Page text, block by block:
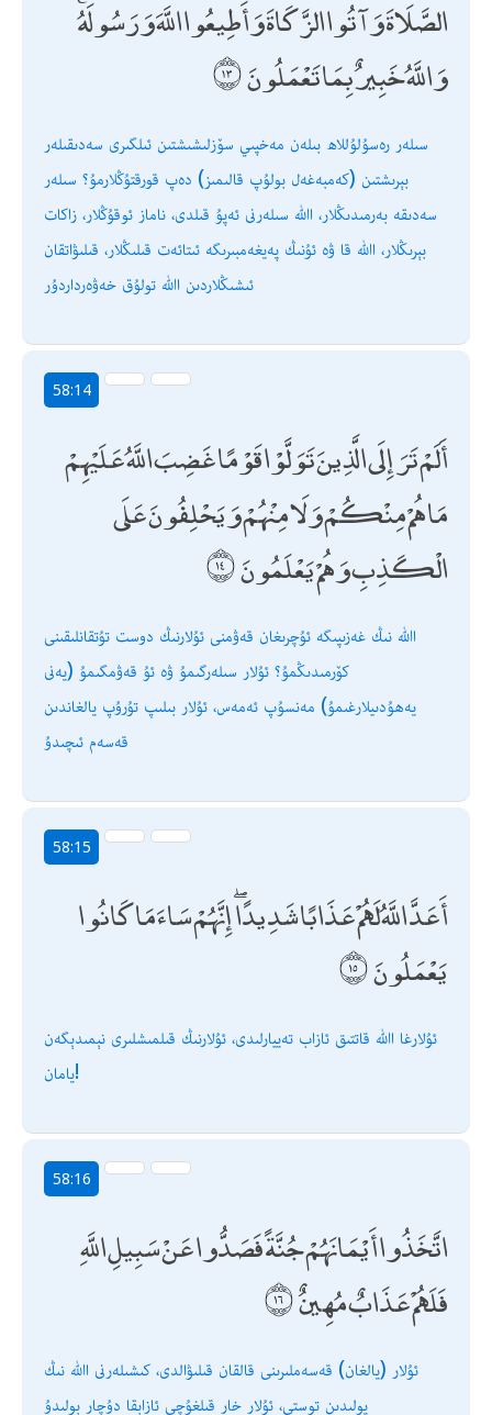
الصَّلَاةَ وَآتُوا الزَّكَاةَ وَأَطِيعُوا اللَّهَ وَرَسُولَهُ ۚ
وَاللَّهُ خَبِيرٌ بِمَا تَعْمَلُونَ
سىلەر رەسۇلۇللاھ بىلەن مەخپىي سۆزلىشىشتىن ئىلگىرى سەدىقىلەر
بېرىشتىن (كەمبەغەل بولۇپ قالىمىز) دەپ قورقتۇڭلارمۇ؟ سىلەر
سەدىقە بەرمىدىڭلار، اﷲ سىلەرنى ئەپۇ قىلدى، ناماز ئوقۇڭلار، زاكات
بېرىڭلار، اﷲ قا ۋە ئۇنىڭ پەيغەمبىرىگە ئىتائەت قىلىڭلار، قىلىۋاتقان
ئىشىڭلاردىن اﷲ تولۇق خەۋەرداردۇر
58:14
أَلَمْ تَرَ إِلَى الَّذِينَ تَوَلَّوْا قَوْمًا غَضِبَ اللَّهُ عَلَيْهِمْ
مَا هُمْ مِنْكُمْ وَلَا مِنْهُمْ وَيَحْلِفُونَ عَلَى
الْكَذِبِ وَهُمْ يَعْلَمُونَ
اﷲ نىڭ غەزىپىگە ئۇچرىغان قەۋمنى ئۇلارنىڭ دوست تۇتقانلىقىنى
كۆرمىدىڭمۇ؟ ئۇلار سىلەرگىمۇ ۋە ئۇ قەۋمگىمۇ (يەنى
يەھۇدىيلارغىمۇ) مەنسۇپ ئەمەس، ئۇلار بىلىپ تۇرۇپ يالغاندىن
قەسەم ئىچىدۇ
58:15
أَعَدَّ اللَّهُ لَهُمْ عَذَابًا شَدِيدًا ۖ إِنَّهُمْ سَاءَ مَا كَانُوا
يَعْمَلُونَ
ئۇلارغا اﷲ قاتتىق ئازاب تەييارلىدى، ئۇلارنىڭ قىلمىشلىرى نېمىدېگەن
يامان!
58:16
اتَّخَذُوا أَيْمَانَهُمْ جُنَّةً فَصَدُّوا عَنْ سَبِيلِ اللَّهِ
فَلَهُمْ عَذَابٌ مُهِينٌ
ئۇلار (يالغان) قەسەملىرىنى قالقان قىلىۋالدى، كىشىلەرنى اﷲ نىڭ
يولىدىن توستى، ئۇلار خار قىلغۇچى ئازابقا دۇچار بولىدۇ